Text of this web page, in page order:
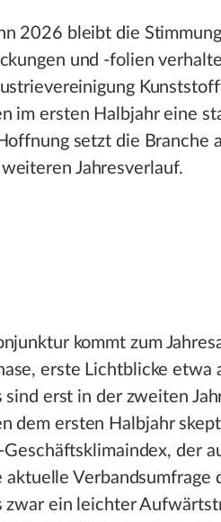
2026 bleibt die
und -folien
im ersten Halbjahr eine
setzt die Branche
Jahresverlauf.
kommt zum
erste Lichtblicke etwa
sind erst in der zweiten
dem ersten Halbjahr
der
aktuelle
zwar ein leichter